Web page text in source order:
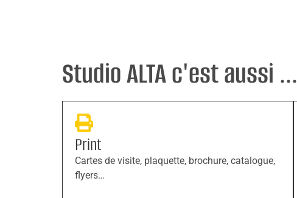
Studio ALTA c'est aussi ...
Print
Cartes de visite, plaquette, brochure, catalogue,
flyers…